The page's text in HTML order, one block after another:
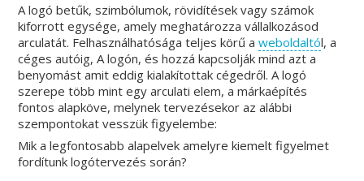
A logó betűk, szimbólumok, rövidítések vagy számok
kiforrott egysége, amely meghatározza vállalkozásod
arculatát. Felhasználhatósága teljes körű aweboldaltól, a
céges autóig, A logón, és hozzá kapcsolják mind azt a
benyomást amit eddig kialakítottak cégedről. A logó
szerepe több mint egy arculati elem, a márkaépítés
fontos alapköve, melynek tervezésekor az alábbi
szempontokat vesszük figyelembe:
Mik a legfontosabb alapelvek amelyre kiemelt figyelmet
fordítunk logótervezés során?